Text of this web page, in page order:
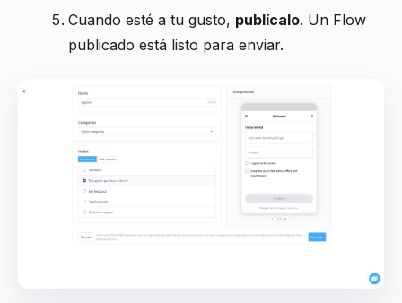
Cuando esté a tu gusto, publícalo. Un Flow
publicado está listo para enviar.